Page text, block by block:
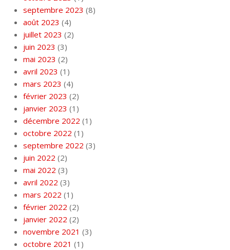
septembre 2023 (8)
août 2023 (4)
juillet 2023 (2)
juin 2023 (3)
mai 2023 (2)
avril 2023 (1)
mars 2023 (4)
février 2023 (2)
janvier 2023 (1)
décembre 2022 (1)
octobre 2022 (1)
septembre 2022 (3)
juin 2022 (2)
mai 2022 (3)
avril 2022 (3)
mars 2022 (1)
février 2022 (2)
janvier 2022 (2)
novembre 2021 (3)
octobre 2021 (1)